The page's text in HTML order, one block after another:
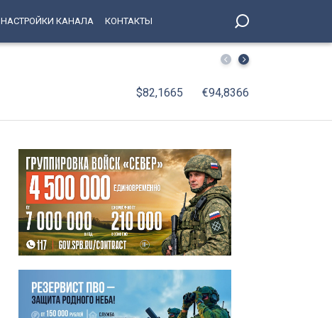
НАСТРОЙКИ КАНАЛА КОНТАКТЫ
На поле стадиона «Петровский» вышли лучшие игроки
$82,1665 €94,8366